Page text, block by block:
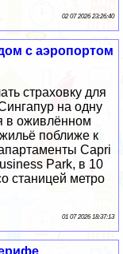
02 07 2026 23:26:40
с аэропортом
страховку для
на одну
в оживлённом
поближе к
Capri
Park, в 10
станицей метро
01 07 2026 18:37:13